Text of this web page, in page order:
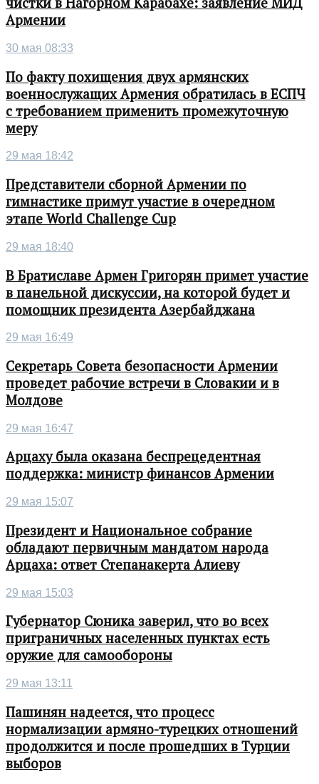
Армении
30 мая 08:33
По факту похищения двух армянских
военнослужащих Армения обратилась в ЕСПЧ
с требованием применить промежуточную
меру
29 мая 18:42
Представители сборной Армении по
гимнастике примут участие в очередном
этапе World Challenge Cup
29 мая 18:40
В Братиславе Армен Григорян примет участие
в панельной дискуссии, на которой будет и
помощник президента Азербайджана
29 мая 16:49
Секретарь Совета безопасности Армении
проведет рабочие встречи в Словакии и в
Молдове
29 мая 16:47
Арцаху была оказана беспрецедентная
поддержка: министр финансов Армении
29 мая 15:07
Президент и Национальное собрание
обладают первичным мандатом народа
Арцаха: ответ Степанакерта Алиеву
29 мая 15:03
Губернатор Сюника заверил, что во всех
приграничных населенных пунктах есть
оружие для самообороны
29 мая 13:11
Пашинян надеется, что процесс
нормализации армяно-турецких отношений
продолжится и после прошедших в Турции
выборов